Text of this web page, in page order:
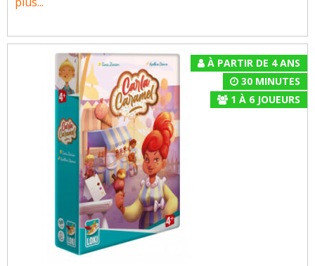
À PARTIR DE 4 ANS
30 MINUTES
1 À 6JOUEURS